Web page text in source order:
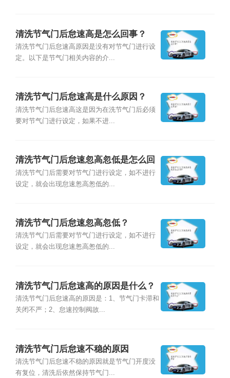
清洗节气门后怠速高是怎么回事？
清洗节气门后怠速高原因是没有对节气门进行设
定。以下是节气门相关内容的介...
清洗节气门后怠速高是什么原因？
清洗节气门后怠速高这是因为在洗节气门后必须
要对节气门进行设定，如果不进...
清洗节气门后怠速忽高忽低是怎么回
事？
清洗节气门后需要对节气门进行设定，如不进行
设定，就会出现怠速怱高怱低的...
清洗节气门后怠速忽高忽低？
清洗节气门后需要对节气门进行设定，如不进行
设定，就会出现怠速怱高怱低的...
清洗节气门后怠速高的原因是什么？
清洗节气门后怠速高的原因是：1、节气门卡滞和
关闭不严；2、怠速控制阀故...
清洗节气门后怠速不稳的原因
清洗节气门后怠速不稳的原因就是节气门开度没
有复位，清洗后依然保持节气门...